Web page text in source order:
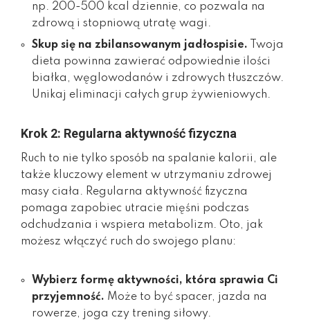
np. 200-500 kcal dziennie, co pozwala na
zdrową i stopniową utratę wagi.
Skup się na zbilansowanym jadłospisie. Twoja
dieta powinna zawierać odpowiednie ilości
białka, węglowodanów i zdrowych tłuszczów.
Unikaj eliminacji całych grup żywieniowych.
Krok 2: Regularna aktywność fizyczna
Ruch to nie tylko sposób na spalanie kalorii, ale
także kluczowy element w utrzymaniu zdrowej
masy ciała. Regularna aktywność fizyczna
pomaga zapobiec utracie mięśni podczas
odchudzania i wspiera metabolizm. Oto, jak
możesz włączyć ruch do swojego planu:
Wybierz formę aktywności, która sprawia Ci
przyjemność. Może to być spacer, jazda na
rowerze, joga czy trening siłowy.